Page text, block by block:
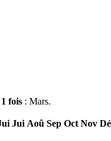
1 fois : Mars.
Jui Aoû Sep Oct Nov